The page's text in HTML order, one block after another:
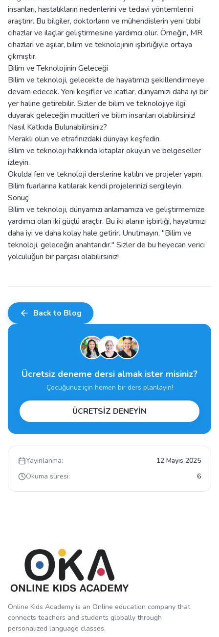
insanları, hastalıkların nedenlerini ve tedavi yöntemlerini
araştırır. Bu bilgiler, doktorların ve mühendislerin yeni tıbbi
cihazlar ve ilaçlar geliştirmesine yardımcı olur. Örneğin, MR
cihazları ve aşılar, bilim ve teknolojinin işbirliğiyle ortaya
çıkmıştır.
Bilim ve Teknolojinin Geleceği
Bilim ve teknoloji, gelecekte de hayatımızı şekillendirmeye
devam edecek. Yeni keşifler ve icatlar, dünyamızı daha iyi bir
yer haline getirebilir. Sizler de bilim ve teknolojiye ilgi
duyarak geleceğin mucitleri ve bilim insanları olabilirsiniz!
Nasıl Katkıda Bulunabilirsiniz?
Meraklı olun ve etrafınızdaki dünyayı keşfedin.
Bilim ve teknoloji hakkında kitaplar okuyun ve belgeseller
izleyin.
Okulda fen ve teknoloji derslerine katılın ve projeler yapın.
Bilim fuarlarına katılarak kendi projelerinizi sergileyin.
Sonuç
Bilim ve teknoloji, dünyamızı anlamamıza ve geliştirmemize
yardımcı olan iki güçlü araçtır. Bu iki alanın işbirliği, hayatımızı
daha iyi ve daha kolay hale getirir. Unutmayın, "Bilim ve
teknoloji, geleceğin anahtarıdır." Sizler de bu heyecan verici
yolculuğun bir parçası olabilirsiniz!
Back to Blog
Ücretsiz deneme dersi almak ister misiniz?
Çocuğunuz için hemen bir ders planlayın!
ÜCRETSİZ DENEYİN
Yayınlanma:
12 Mayıs 2025
Okuma süresi:
6
Online Kids Academy is an Online education company that
connects teachers and students globally through
personalized language classes.